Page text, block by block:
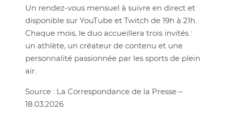
Un rendez-vous mensuel à suivre en direct et
disponible sur YouTube et Twitch de 19h à 21h.
Chaque mois, le duo accueillera trois invités :
un athlète, un créateur de contenu et une
personnalité passionnée par les sports de plein
air.
Source : La Correspondance de la Presse –
18.03.2026